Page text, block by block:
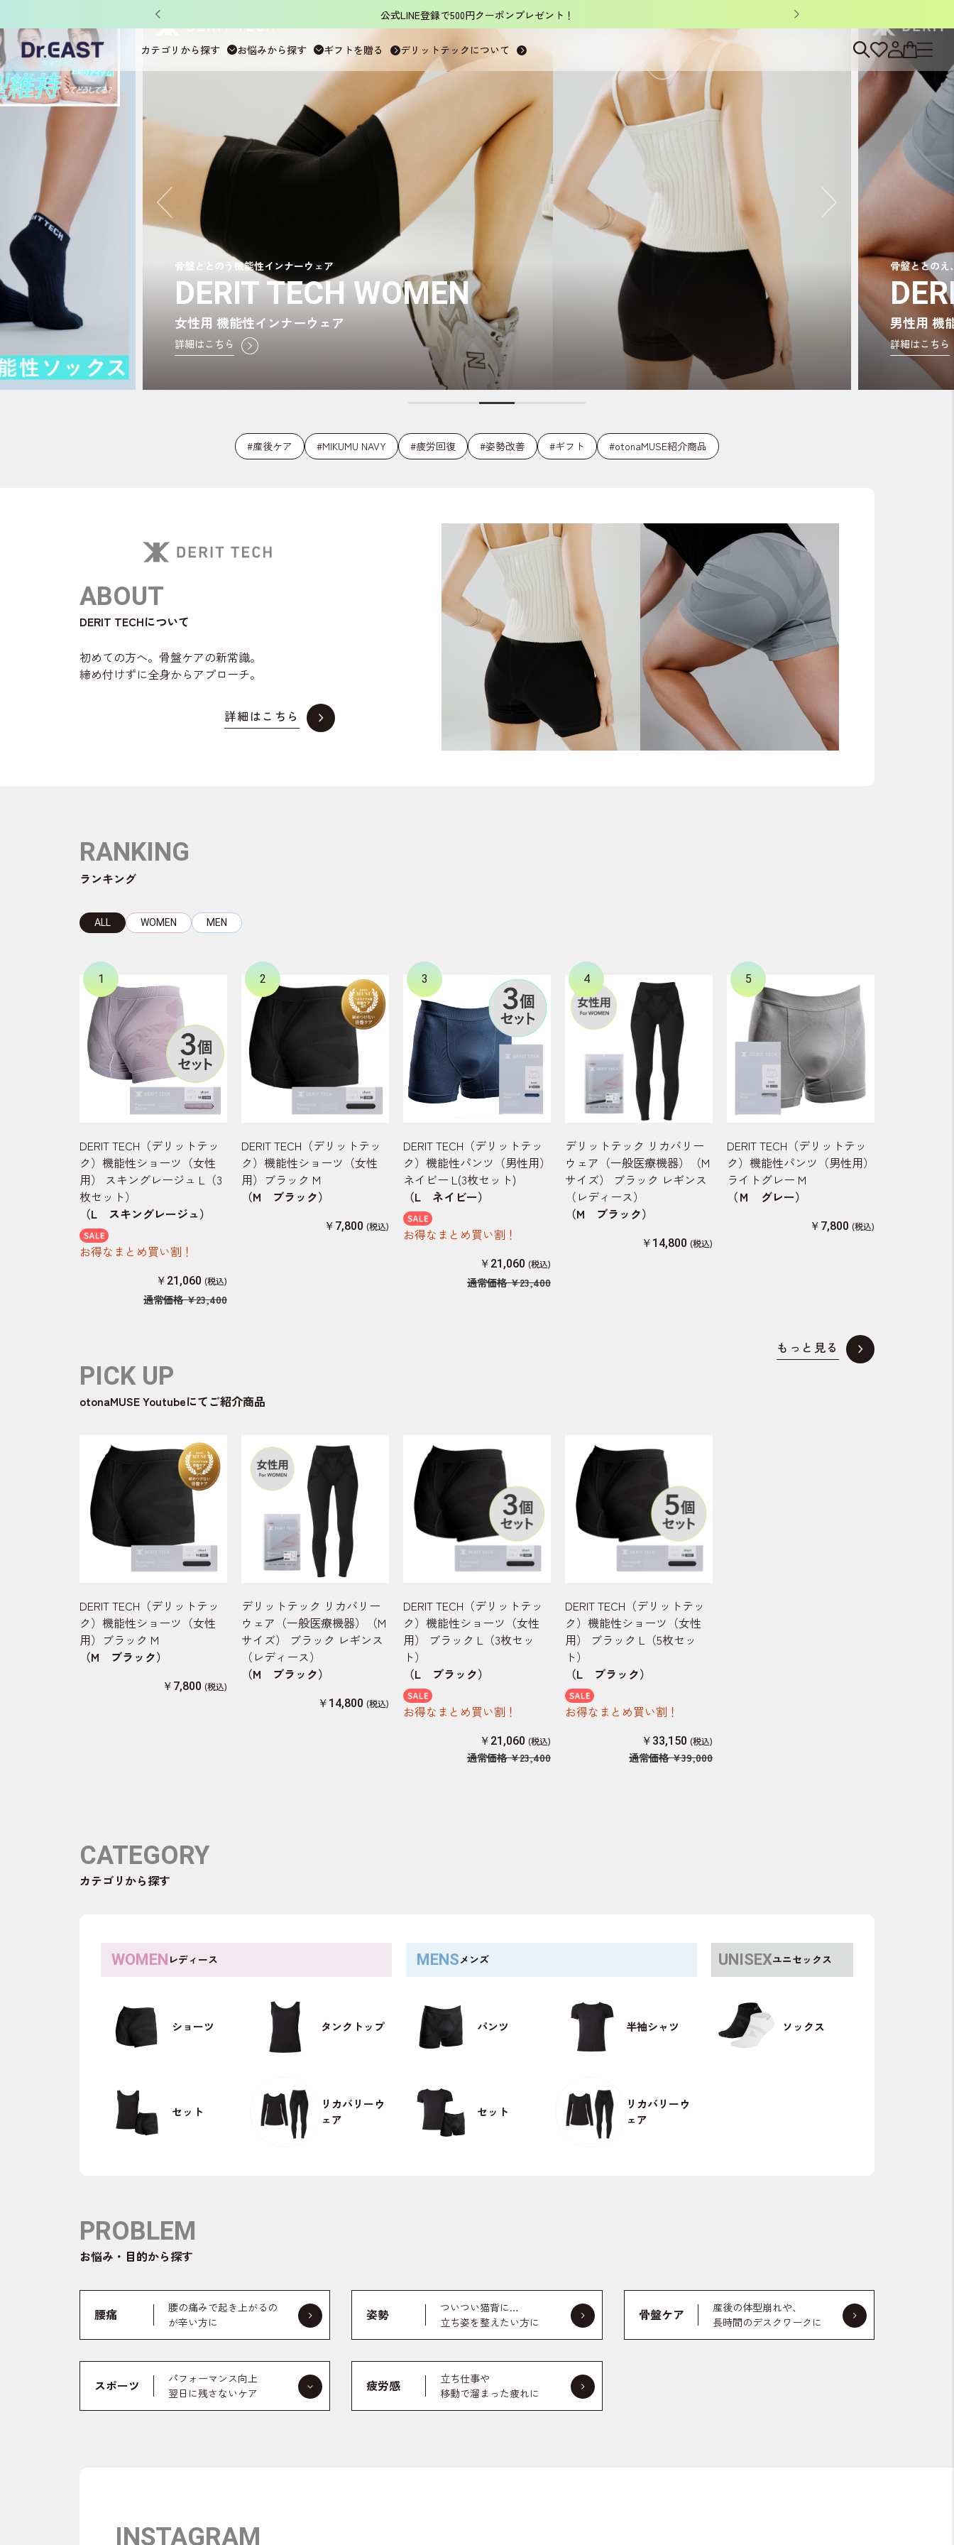
公式LINE登録で500円クーポンプレゼント！
カテゴリから探す お悩みから探す ギフトを贈る デリットテックについて
骨盤ととのう機能性インナーウェア
DERIT TECH WOMEN
女性用 機能性インナーウェア
詳細はこちら
骨盤ととのえ
男性用 機
詳細はこちら
#産後ケア #MIKUMU NAVY #疲労回復 #姿勢改善 #ギフト #otonaMUSE紹介商品
RANKING
ランキング
ALL WOMEN MEN
1
DERIT TECH（デリットテッ
ク）機能性ショーツ（女性
用） スキングレージュ L（3
枚セット）
（L スキングレージュ）
お得なまとめ買い割！
￥21,060
通常価格￥23,400
2
DERIT TECH（デリットテッ
ク）機能性ショーツ（女性
用）ブラック M
（M ブラック）
￥7,800
3
DERIT TECH（デリットテッ
ク）機能性パンツ（男性用）
ネイビー L(3枚セット)
（L ネイビー）
お得なまとめ買い割！
￥21,060
通常価格￥23,400
4
デリットテック リカバリー
ウェア（一般医療機器）（M
サイズ） ブラック レギンス
（レディース）
（M ブラック）
￥14,800
5
DERIT TECH（デリットテッ
ク）機能性パンツ（男性用）
ライトグレー M
（Ｍ グレー）
￥7,800
もっと見る
PICK UP
otonaMUSE Youtubeにてご紹介商品
DERIT TECH（デリットテッ
ク）機能性ショーツ（女性
用）ブラック M
（M ブラック）
￥7,800
デリットテック リカバリー
ウェア（一般医療機器）（M
サイズ） ブラック レギンス
（レディース）
（M ブラック）
￥14,800
DERIT TECH（デリットテッ
ク）機能性ショーツ（女性
用） ブラック L（3枚セッ
ト）
（L ブラック）
お得なまとめ買い割！
￥21,060
通常価格￥23,400
DERIT TECH（デリットテッ
ク）機能性ショーツ（女性
用） ブラック L（5枚セッ
ト）
（L ブラック）
お得なまとめ買い割！
￥33,150
通常価格￥39,000
ABOUT
DERIT TECHについて
初めての方へ。骨盤ケアの新常識。
締め付けずに全身からアプローチ。
詳細はこちら
CATEGORY
カテゴリから探す
レディース
ショーツ タンクトップ
セット
リカバリーウ
ェア
メンズ
パンツ 半袖シャツ
セット
リカバリーウ
ェア
ユニセックス
ソックス
PROBLEM
お悩み・目的から探す
腰痛
腰の痛みで起き上がるの
が辛い方に
姿勢
ついつい猫背に…
立ち姿を整えたい方に
骨盤ケア
産後の体型崩れや、
長時間のデスクワークに
スポーツ
パフォーマンス向上
翌日に残さないケア
疲労感
立ち仕事や
移動で溜まった疲れに
INSTAGRAM